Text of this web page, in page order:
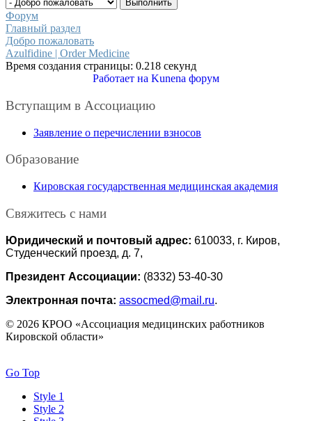
Форум
Главный раздел
Добро пожаловать
Azulfidine | Order Medicine
Время создания страницы: 0.218 секунд
Работает на Kunena форум
Вступащим в Ассоциацию
Заявление о перечислении взносов
Образование
Кировская государственная медицинская академия
Свяжитесь с нами
Юридический и почтовый адрес: 610033, г. Киров,
Студенческий проезд, д. 7,
Президент Ассоциации: (8332) 53-40-30
Электронная почта: assocmed@mail.ru.
© 2026 КРОО «Ассоциация медицинских работников
Кировской области»
Go Top
Style 1
Style 2